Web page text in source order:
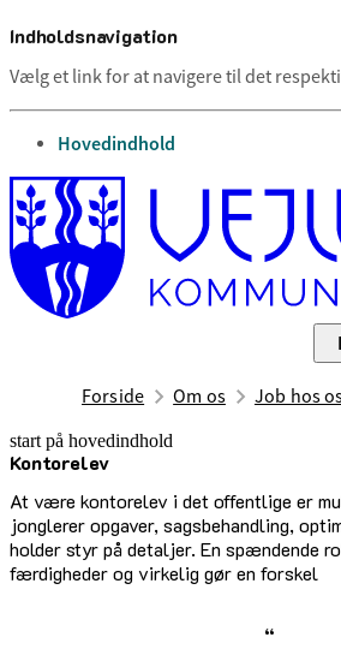
Indholdsnavigation
Vælg et link for at navigere til det
gå til
Hovedindhold
Forside Om os Job hos
start på hovedindhold
Kontorelev
At være kontorelev i det offentlige er
jonglerer opgaver, sagsbehandling,
holder styr på detaljer. En spændende
færdigheder og virkelig gør en forskel
senest opdateret 12. juni 2026
“